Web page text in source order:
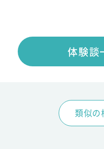
体験談
類似の